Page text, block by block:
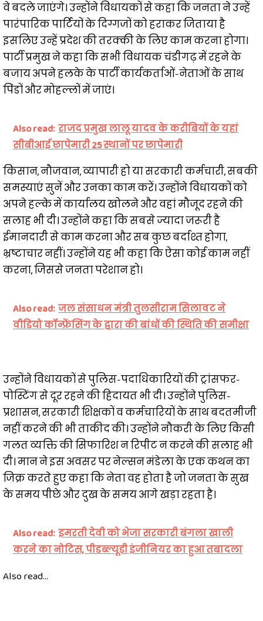
वे बदले जाएंगे। उन्होंने विधायकों से कहा कि जनता ने उन्हें
पारंपारिक पार्टियों के दिग्गजों को हराकर जिताया है
इसलिए उन्हें प्रदेश की तरक्की के लिए काम करना होगा।
पार्टी प्रमुख ने कहा कि सभी विधायक चंडीगढ़ में रहने के
बजाय अपने हलके के पार्टी कार्यकर्ताओं-नेताओं के साथ
पिंडों और मोहल्लों में जाएं।
Also read: राजद प्रमुख लालू यादव के करीबियों के यहां
सीबीआई छापेमारी 25 स्थानों पर छापेमारी
किसान, नौजवान, व्यापारी हो या सरकारी कर्मचारी, सबकी
समस्याएं सुनें और उनका काम करें। उन्होंने विधायकों को
अपने हल्के में कार्यालय खोलने और वहां मौजूद रहने की
सलाह भी दी। उन्होंने कहा कि सबसे ज्यादा जरूरी है
ईमानदारी से काम करना और सब कुछ बर्दाश्त होगा,
भ्रष्टाचार नहीं। उन्होंने यह भी कहा कि ऐसा कोई काम नहीं
करना, जिससे जनता परेशान हो।
Also read: जल संसाधन मंत्री तुलसीराम सिलावट ने
वीडियो कॉन्फ्रेंसिंग के द्वारा की बांधों की स्थिति की समीक्षा
उन्होंने विधायकों से पुलिस-पदाधिकारियों की ट्रांसफर-
पोस्टिंग से दूर रहने की हिदायत भी दी। उन्होंने पुलिस-
प्रशासन, सरकारी शिक्षकों व कर्मचारियों के साथ बदतमीजी
नहीं करने की भी ताकीद की। उन्होंने नौकरी के लिए किसी
गलत व्यक्ति की सिफारिश न रिपीट न करने की सलाह भी
दी। मान ने इस अवसर पर नेल्सन मंडेला के एक कथन का
जिक्र करते हुए कहा कि नेता वह होता है जो जनता के सुख
के समय पीछे और दुख के समय आगे खड़ा रहता है।
Also read: इमरती देवी को भेजा सरकारी बंगला खाली
करने का नोटिस, पीडब्ल्यूडी इंजीनियर का हुआ तबादला
Also read...